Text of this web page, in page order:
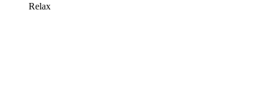
Relax